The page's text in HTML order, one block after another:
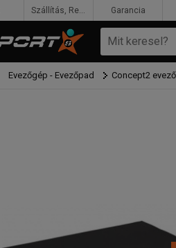
Evezőgép - Evezőpad Concept2
Szállítás, Rendelés, Fizetés Garancia